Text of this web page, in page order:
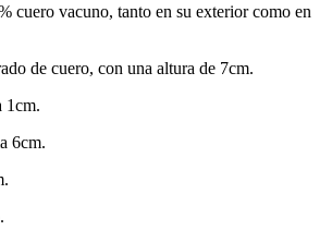
cuero vacuno, tanto en su exterior como en
de cuero, con una altura de 7cm.
1cm.
6cm.